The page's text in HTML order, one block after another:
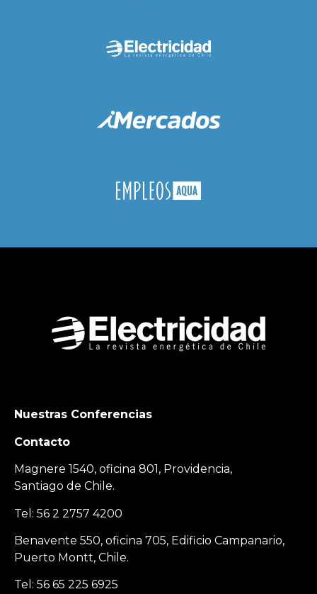
Nuestras Conferencias
Contacto
Magnere 1540, oficina 801, Providencia,
Santiago de Chile.
Tel: 56 2 2757 4200
Benavente 550, oficina 705, Edificio Campanario,
Puerto Montt, Chile.
Tel: 56 65 225 6925